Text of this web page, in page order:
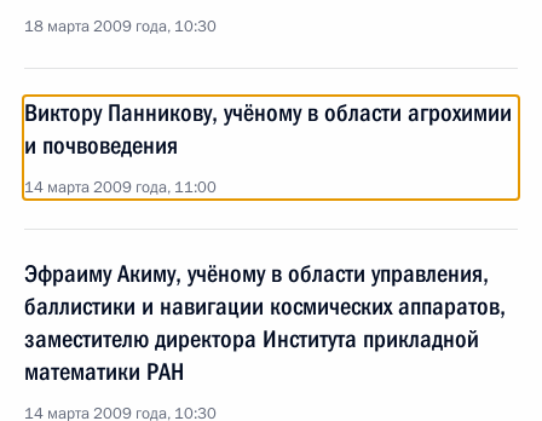
18 марта 2009 года, 10:30
Виктору Панникову, учёному в области агрохимии
и почвоведения
14 марта 2009 года, 11:00
Эфраиму Акиму, учёному в области управления,
баллистики и навигации космических аппаратов,
заместителю директора Института прикладной
математики РАН
14 марта 2009 года, 10:30